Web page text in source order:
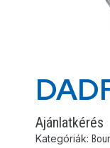
Ajánlatkérés
Kategóriák: